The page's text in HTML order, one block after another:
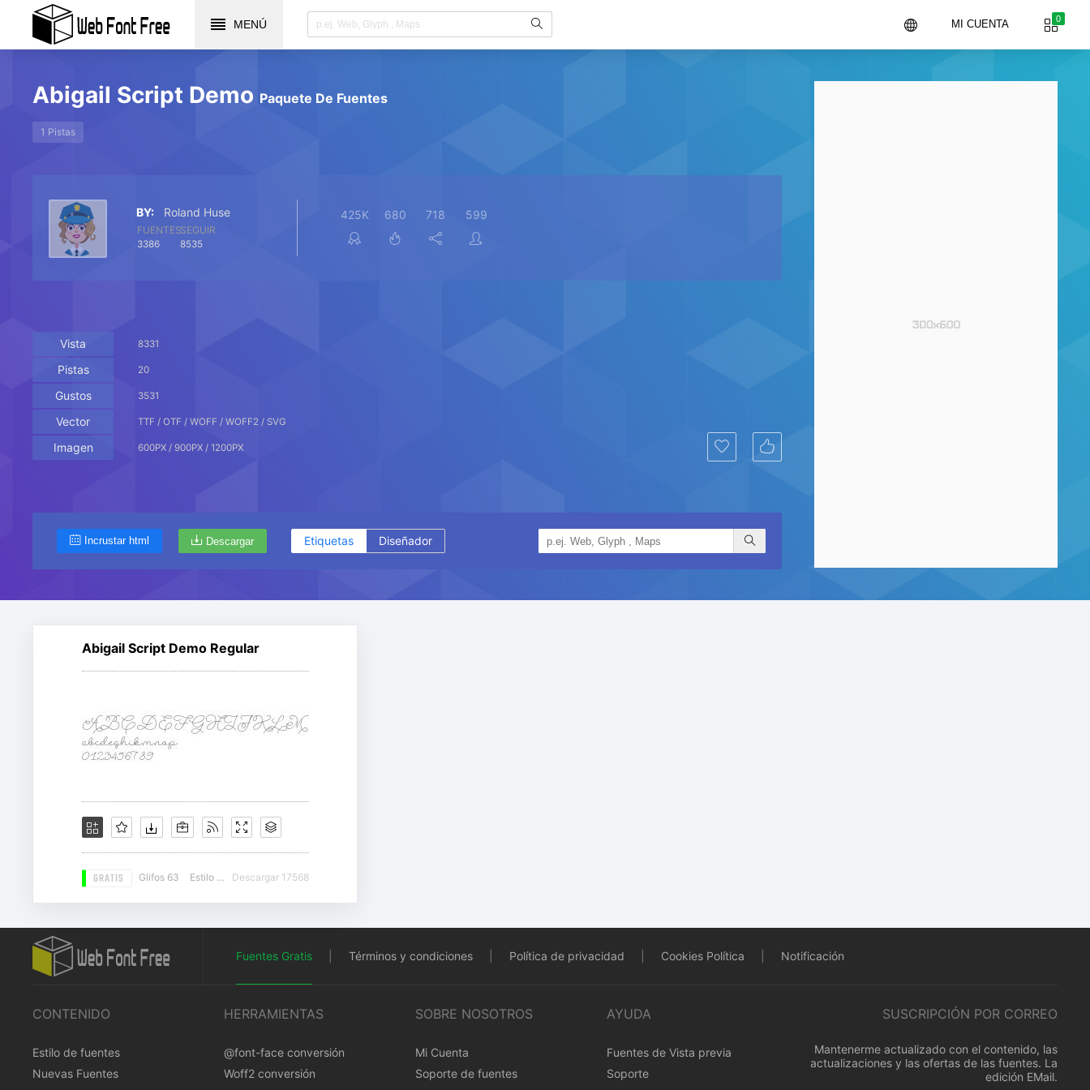
MENÚ 0
MI CUENTA
Abigail Script Demo Paquete De Fuentes
1 Pistas
BY: Roland Huse
FUENTES
3386
SEGUIR
8535
425K 680 718 599
Vista 8331
Pistas 20
Gustos 3531
Vector TTF / OTF / WOFF / WOFF2 / SVG
Imagen 600PX / 900PX / 1200PX
Incrustar html Descargar Etiquetas Diseñador
Abigail Script Demo Regular
GRATIS Glifos 63 Estilo 12 Descargar 17568
Fuentes Gratis Términos y condiciones Política de privacidad Cookies Política Notificación
CONTENIDO
Estilo de fuentes
Nuevas Fuentes
HERRAMIENTAS
@font-face conversión
Woff2 conversión
SOBRE NOSOTROS
Mi Cuenta
Soporte de fuentes
AYUDA
Fuentes de Vista previa
Soporte
SUSCRIPCIÓN POR CORREO
Mantenerme actualizado con el contenido, las
actualizaciones y las ofertas de las fuentes. La
edición EMail.